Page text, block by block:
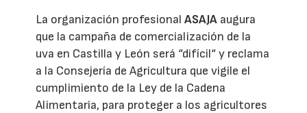
La organización profesionalASAJA augura
que la campaña de comercialización de la
uva en Castilla y León será “difícil“ y reclama
a la Consejería de Agricultura que vigile el
cumplimiento de la Ley de la Cadena
Alimentaria, para proteger a los agricultores